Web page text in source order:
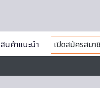
สินค้าแนะนำ
เปิดสมัครสมา